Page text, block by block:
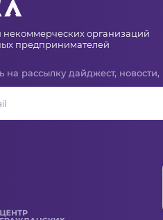
некоммерческих организаций
предпринимателей
на рассылку дайджест,